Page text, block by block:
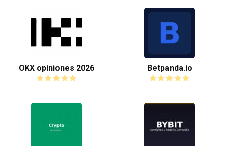
OKX opiniones 2026 Betpanda.io